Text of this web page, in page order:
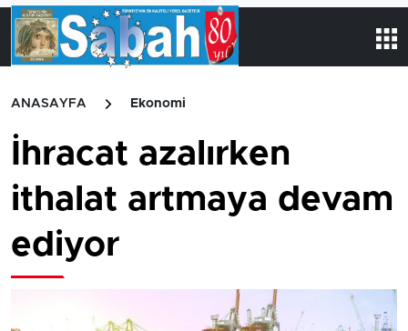
ANASAYFA Ekonomi
İhracat azalırken
ithalat artmaya devam
ediyor